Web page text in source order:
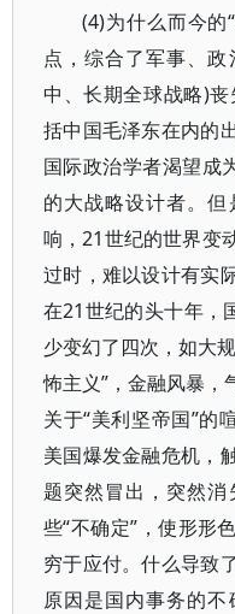
(4)为什么而今的
点，综合了军事、
中、长期全球战略)
括中国毛泽东在内的
国际政治学者渴望成
的大战略设计者。
响，21世纪的世界变
过时，难以设计有实
在21世纪的头十年，
少变幻了四次，如大
怖主义”，金融风暴，
关于“美利坚帝国”的
美国爆发金融危机，
题突然冒出，突然
些“不确定”，使形形
穷于应付。什么导致
原因是国内事务的